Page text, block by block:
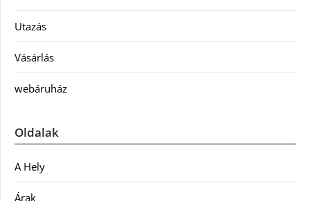
Utazás
Vásárlás
webáruház
Oldalak
A Hely
Árak